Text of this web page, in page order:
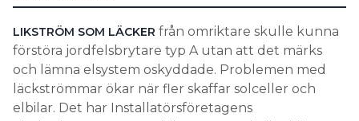
LIKSTRÖM SOM LÄCKER från omriktare skulle kunna
förstöra jordfelsbrytare typ A utan att det märks
och lämna elsystem oskyddade. Problemen med
läckströmmar ökar när fler skaffar solceller och
elbilar. Det har Installatörsföretagens